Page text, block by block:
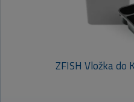
ZFISH Vložka do